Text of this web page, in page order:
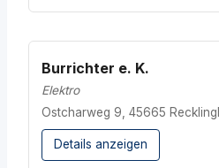
Burrichter e. K.
Elektro
Ostcharweg 9, 45665
Details anzeigen